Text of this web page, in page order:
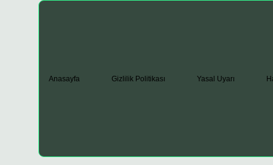
Anasayfa Gizlilik Politikası Yasal Uyarı